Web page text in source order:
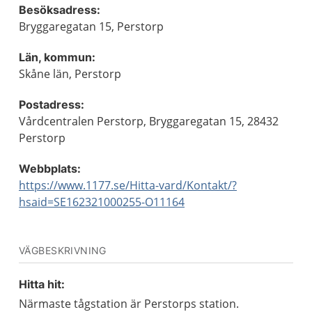
Besöksadress:
Bryggaregatan 15, Perstorp
Län, kommun:
Skåne län, Perstorp
Postadress:
Vårdcentralen Perstorp, Bryggaregatan 15, 28432
Perstorp
Webbplats:
https://www.1177.se/Hitta-vard/Kontakt/?
hsaid=SE162321000255-O11164
VÄGBESKRIVNING
Hitta hit:
Närmaste tågstation är Perstorps station.